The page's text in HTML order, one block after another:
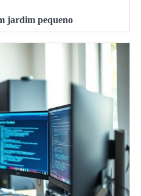
jardim pequeno